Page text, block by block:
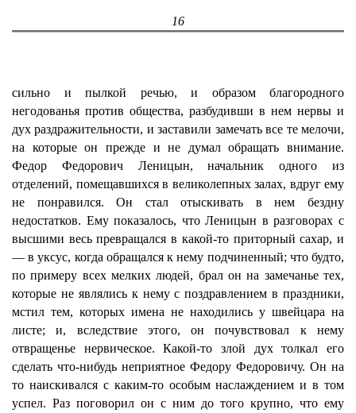
16
сильно и пылкой речью, и образом благородного
негодованья против общества, разбудивши в нем нервы и
дух раздражительности, и заставили замечать все те мелочи,
на которые он прежде и не думал обращать внимание.
Федор Федорович Леницын, начальник одного из
отделений, помещавшихся в великолепных залах, вдруг ему
не понравился. Он стал отыскивать в нем бездну
недостатков. Ему показалось, что Леницын в разговорах с
высшими весь превращался в какой-то приторный сахар, и
— в уксус, когда обращался к нему подчиненный; что будто,
по примеру всех мелких людей, брал он на замечанье тех,
которые не являлись к нему с поздравлением в праздники,
мстил тем, которых имена не находились у швейцара на
листе; и, вследствие этого, он почувствовал к нему
отвращенье нервическое. Какой-то злой дух толкал его
сделать что-нибудь неприятное Федору Федоровичу. Он на
то наискивался с каким-то особым наслаждением и в том
успел. Раз поговорил он с ним до того крупно, что ему